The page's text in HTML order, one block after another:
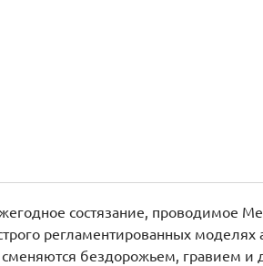
состязание,
регламентированных
бездорожьем, гравием и